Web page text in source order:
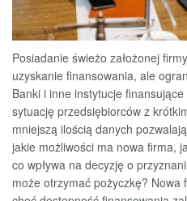
Posiadanie świeżo założonej
uzyskanie finansowania, ale
Banki i inne instytucje
sytuację przedsiębiorców z
mniejszą ilością danych
jakie możliwości ma nowa firma,
co wpływa na decyzję o
może otrzymać pożyczkę?